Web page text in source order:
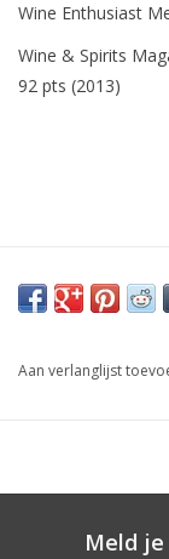
Wine Enthusiast
Wine & Spirits
92 pts (2013)
Aan verlanglijst
Meld